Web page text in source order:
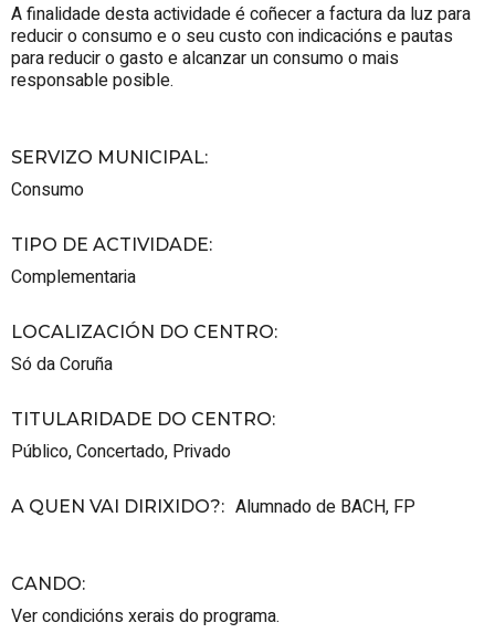
A finalidade desta actividade é coñecer a factura da luz para
reducir o consumo e o seu custo con indicacións e pautas
para reducir o gasto e alcanzar un consumo o mais
responsable posible.
SERVIZO MUNICIPAL:
Consumo
TIPO DE ACTIVIDADE:
Complementaria
LOCALIZACIÓN DO CENTRO:
Só da Coruña
TITULARIDADE DO CENTRO:
Público,Concertado, Privado
A QUEN VAI DIRIXIDO?: Alumnado de BACH, FP
CANDO:
Ver condicións xerais do programa.